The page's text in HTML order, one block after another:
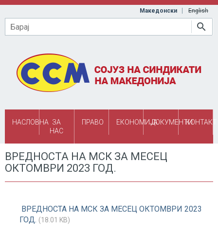
Skip to main content
Македонски English
Барај
НАСЛОВНА ЗА
НАС
ПРАВО ЕКОНОМИЈАДОКУМЕНТИКОНТАКТ
ВРЕДНОСТА НА МСК ЗА МЕСЕЦ
ОКТОМВРИ 2023 ГОД.
ВРЕДНОСТА НА МСК ЗА МЕСЕЦ ОКТОМВРИ 2023
ГОД. (18.01 KB)